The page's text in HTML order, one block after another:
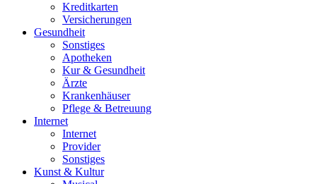
Kreditkarten
Versicherungen
Gesundheit
Sonstiges
Apotheken
Kur & Gesundheit
Ärzte
Krankenhäuser
Pflege & Betreuung
Internet
Internet
Provider
Sonstiges
Kunst & Kultur